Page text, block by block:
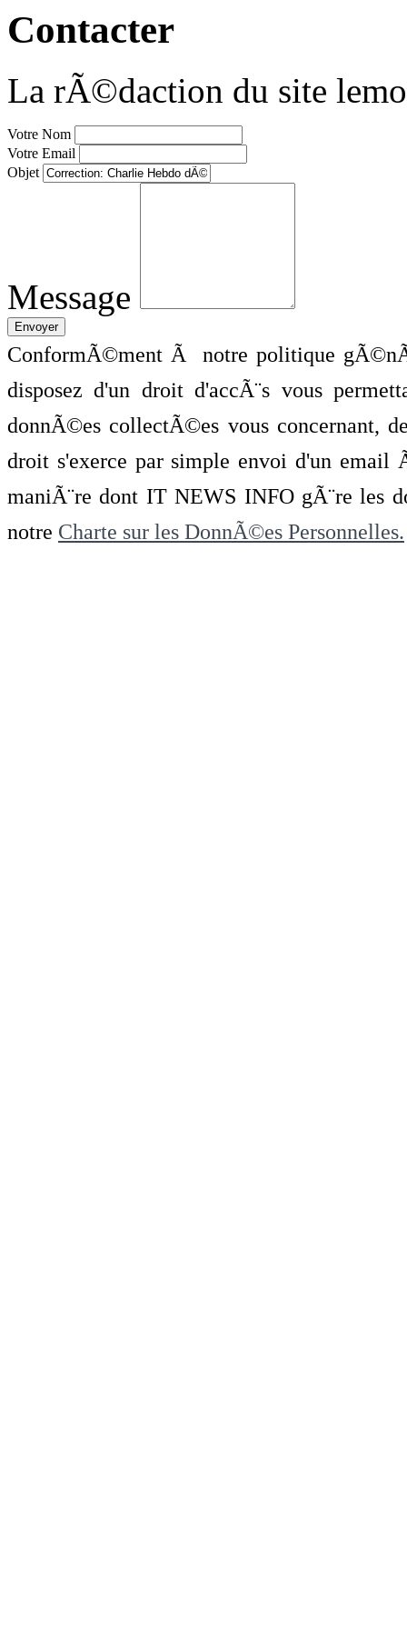
Contacter
La rÃ©daction du site
Votre Nom
Votre Email
Objet
Message
ConformÃ©ment Ã notre politique
disposez d'un droit d'accÃ¨s vous
donnÃ©es collectÃ©es vous concernant,
droit s'exerce par simple envoi d'un
maniÃ¨re dont IT NEWS INFO gÃ¨re les
notre Charte sur les DonnÃ©es Personnelles.